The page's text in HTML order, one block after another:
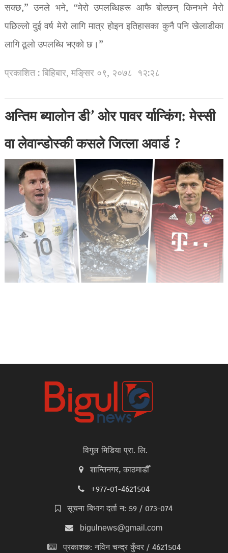
सक्छ,” उनले भने, “मेरो उपलब्धिहरू आफै बोल्छन् किनभने मेरो
पछिल्लो दुई वर्ष मेरो लागि मात्र होइन इतिहासका कुनै पनि खेलाडीका
लागि ठूलो उपलब्धि भएको छ।”
प्रकाशित : बिहिबार, मङि्सर ०९, २०७८ १२:२८
अन्तिम ब्यालोन डी’ ओर पावर र्यान्किंग: मेस्सी
वा लेवान्डोस्की कसले जित्ला अवार्ड ?
विगुल मिडिया प्रा. लि.
शान्तिनगर, काठमाडौँ
+977-01-4621504
सूचना बिभाग दर्ता न: 59 / 073-074
bigulnews@gmail.com
प्रकाशक: नविन चन्द्र कुँवर / 4621504